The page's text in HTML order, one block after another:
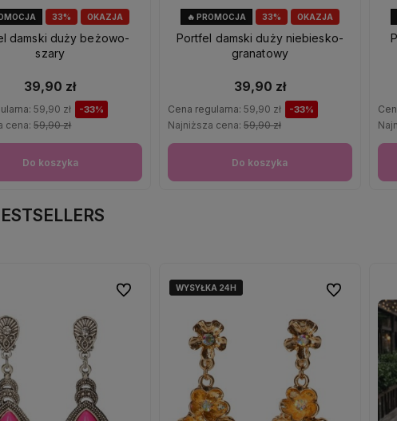
33% OKAZJA
damski duży beżowo-
szary
39,90 zł
59,90 zł -33%
cena:59,90 zł
Do koszyka
33% OKAZJA
🔥 PROMOCJA
Portfel damski duży niebiesko-
granatowy
39,90 zł
Cena regularna:59,90 zł -33%
Najniższa cena:59,90 zł
Do koszyka
Do ulubionychWYSYŁKA 24H
WYSYŁKA 24H Do ulubionych